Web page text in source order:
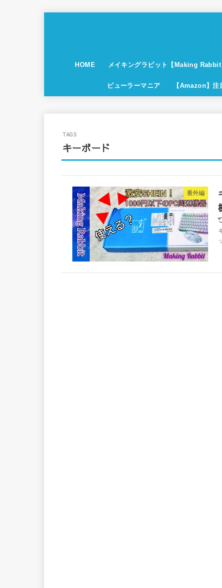
HOME メイキングラビット【Making
ビューラーマニア 【Amazon】
キーボード
番外編